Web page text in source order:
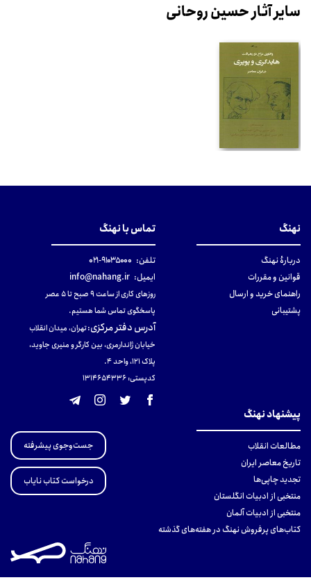
سایر آثار حسین روحانی
نهنگ
دربارهٔ نهنگ
قوانین و مقررات
راهنمای خرید و ارسال
پشتیبانی
تماس با نهنگ
تلفن: ۹۱۰۳۵۰۰۰-۰۲۱
ایمیل: info@nahang.ir
روزهای کاری از ساعت ۹ صبح تا ۵ عصر
پاسخگوی تماس شما هستیم.
آدرس دفتر مرکزی:تهران، میدان انقلاب
خیابان ژاندارمری، بین کارگر و منیری جاوید،
پلاک 121، واحد ۴.
کدپستی: 131465433۶
پیشنهاد نهنگ
مطالعات انقلاب
تاریخ معاصر ایران
تجدید چاپی‌ها
منتخبی از ادبیات انگلستان
منتخبی از ادبیات آلمان
کتاب‌های پرفروش نهنگ در هفته‌های گذشته
جست‌وجوی پیشرفته
درخواست کتاب نایاب